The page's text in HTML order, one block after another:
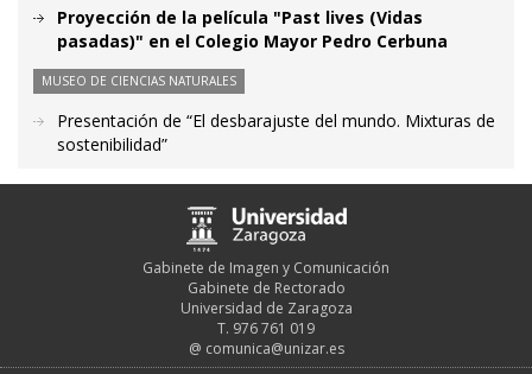
Proyección de la película "Past lives (Vidas
pasadas)" en el Colegio Mayor Pedro Cerbuna
MUSEO DE CIENCIAS NATURALES
Presentación de “El desbarajuste del mundo. Mixturas de
sostenibilidad”
Gabinete de Imagen y Comunicación
Gabinete de Rectorado
Universidad de Zaragoza
T. 976 761 019
@ comunica@unizar.es